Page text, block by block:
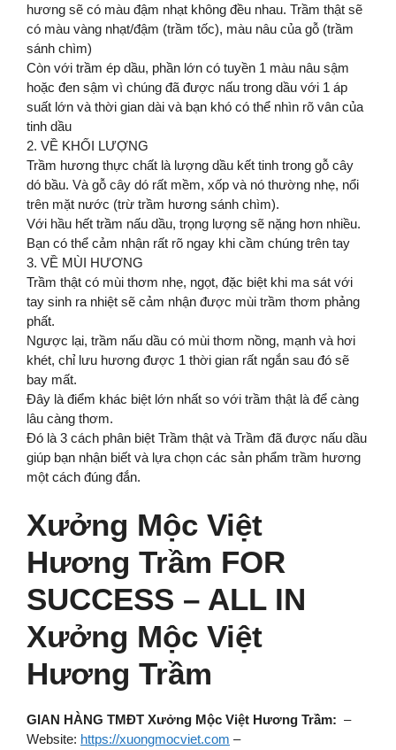
hương sẽ có màu đậm nhạt không đều nhau. Trầm thật sẽ
có màu vàng nhạt/đậm (trầm tốc), màu nâu của gỗ (trầm
sánh chìm)
Còn với trầm ép dầu, phần lớn có tuyền 1 màu nâu sậm
hoặc đen sậm vì chúng đã được nấu trong dầu với 1 áp
suất lớn và thời gian dài và bạn khó có thể nhìn rõ vân của
tinh dầu
2. VỀ KHỐI LƯỢNG
Trầm hương thực chất là lượng dầu kết tinh trong gỗ cây
dó bầu. Và gỗ cây dó rất mềm, xốp và nó thường nhẹ, nổi
trên mặt nước (trừ trầm hương sánh chìm).
Với hầu hết trầm nấu dầu, trọng lượng sẽ nặng hơn nhiều.
Bạn có thể cảm nhận rất rõ ngay khi cầm chúng trên tay
3. VỀ MÙI HƯƠNG
Trầm thật có mùi thơm nhẹ, ngọt, đặc biệt khi ma sát với
tay sinh ra nhiệt sẽ cảm nhận được mùi trầm thơm phảng
phất.
Ngược lại, trầm nấu dầu có mùi thơm nồng, mạnh và hơi
khét, chỉ lưu hương được 1 thời gian rất ngắn sau đó sẽ
bay mất.
Đây là điểm khác biệt lớn nhất so với trầm thật là để càng
lâu càng thơm.
Đó là 3 cách phân biệt Trầm thật và Trầm đã được nấu dầu
giúp bạn nhận biết và lựa chọn các sản phẩm trầm hương
một cách đúng đắn.
Xưởng Mộc Việt
Hương Trầm FOR
SUCCESS – ALL IN
Xưởng Mộc Việt
Hương Trầm
GIAN HÀNG TMĐT Xưởng Mộc Việt Hương Trầm: –
Website: https://xuongmocviet.com –